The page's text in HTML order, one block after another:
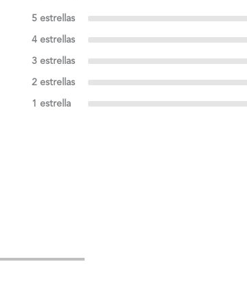
5 estrellas
4 estrellas
3 estrellas
2 estrellas
1 estrella